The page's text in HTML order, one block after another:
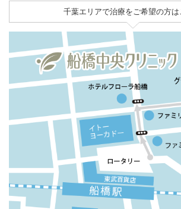
千葉エリアで治療をご希望の方は